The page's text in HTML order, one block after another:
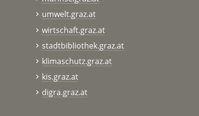
umwelt.graz.at
wirtschaft.graz.at
stadtbibliothek.graz.at
klimaschutz.graz.at
kis.graz.at
digra.graz.at